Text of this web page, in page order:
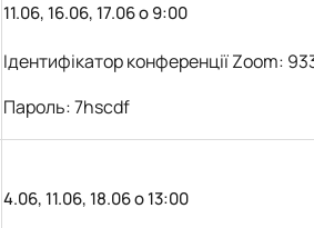
11.06, 16.06, 17.06 о 9:00
Ідентифікатор конференції Zoom:
Пароль: 7hscdf
4.06, 11.06, 18.06 о 13:00